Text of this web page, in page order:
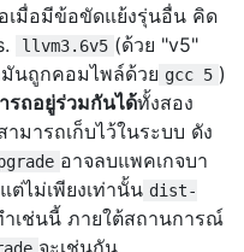
เมื่อมีข้อขัดแย้งรุ่นอื่น คิด
llvm3.6v5 (ด้วย "v5"
นถูกคอมไพล์ด้วย gcc 5 )
รถอยู่ร่วมกันได้ทั้งสอง
มารถเก็บไว้ในระบบ ดัง
อาจลบแพคเกจบา
ต่ไม่เพียงเท่านั้น dist-
เช่นนี้ ภายใต้สถานการณ์
จะเช่นกัน